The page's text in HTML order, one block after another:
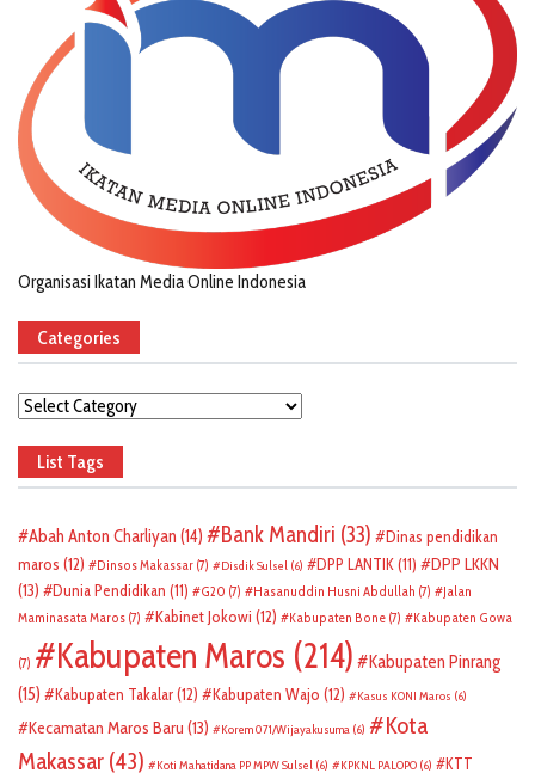
Organisasi Ikatan Media Online Indonesia
Categories
Categories
List Tags
Abah Anton Charliyan (14) Bank Mandiri (33)
Dinas pendidikan
maros (12) Dinsos Makassar (7) Disdik Sulsel (6) DPP LANTIK(11)
DPP LKKN
(13)
Dunia Pendidikan (11) G20 (7) Hasanuddin Husni Abdullah (7)
Jalan
Maminasata Maros (7) Kabinet Jokowi (12) Kabupaten Bone (7) Kabupaten Gowa
(7) Kabupaten Maros (214)
Kabupaten Pinrang
(15)
Kabupaten Takalar(12) Kabupaten Wajo (12) Kasus KONI Maros (6)
Kecamatan Maros Baru (13) Korem 071/Wijayakusuma (6)
Kota
Makassar (43) Koti Mahatidana PP MPW Sulsel (6) KPKNL PALOPO (6)
KTT